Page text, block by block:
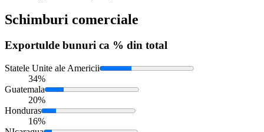
Schimburi comerciale
Exportulde bunuri ca % din total
Statele Unite ale Americii
34%
Guatemala
20%
Honduras
16%